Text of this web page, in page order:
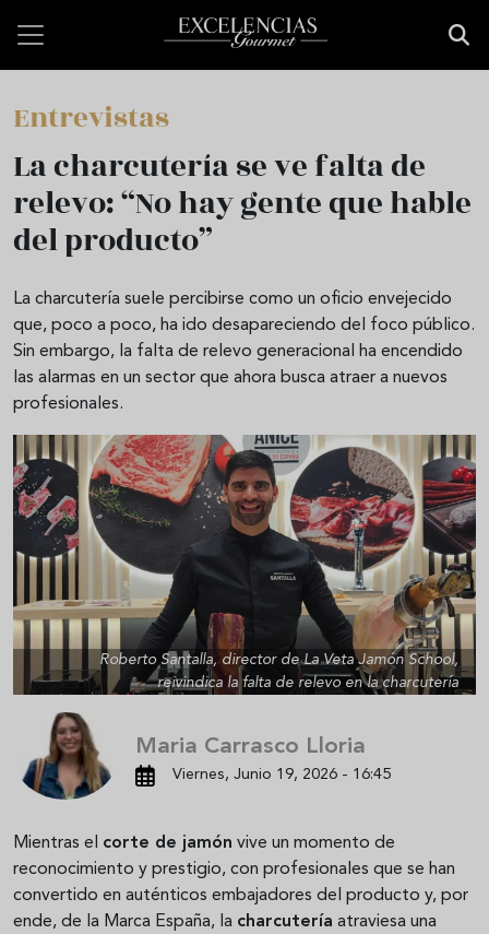
Entrevistas
La charcutería se ve falta de
relevo: “No hay gente que hable
del producto”
La charcutería suele percibirse como un oficio envejecido
que, poco a poco, ha ido desapareciendo del foco público.
Sin embargo, la falta de relevo generacional ha encendido
las alarmas en un sector que ahora busca atraer a nuevos
profesionales.
Roberto Santalla, director de La Veta Jamón School,
reivindica la falta de relevo en la charcutería
Maria Carrasco Lloria
Viernes, Junio 19, 2026 - 16:45
Mientras el corte de jamón vive un momento de
reconocimiento y prestigio, con profesionales que se han
convertido en auténticos embajadores del producto y, por
ende, de la Marca España, la charcutería atraviesa una